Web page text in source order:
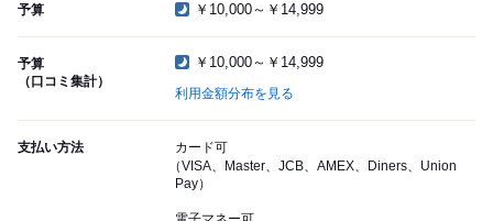
予算 ￥10,000～￥14,999
予算
（口コミ集計）
￥10,000～￥14,999
利用金額分布を見る
支払い方法
カード可
（VISA、Master、JCB、AMEX、Diners、Union
Pay）